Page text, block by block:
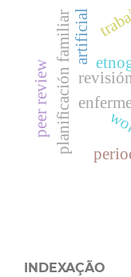
planificación familiar
peer review
artificial
INDEXAÇÃO